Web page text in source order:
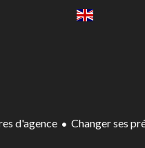
d'agence Changer ses